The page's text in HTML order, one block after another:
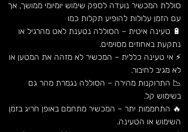
סוללת המכשיר נועדה לספק שימוש יומיומי ממושך, אך
עם הזמן עלולות להופיע תקלות כמו
🔋 טעינה איטית – הסוללה נטענת לאט מהרגיל או
נתקעת באחוזים מסוימים.
⚡ אי טעינה כללית – המכשיר לא מזהה את המטען או
לא מגיב לחיבור.
📉 התרוקנות מהירה – הסוללה נגמרת מהר גם
בשימוש קל.
🔥 התחממות יתר – המכשיר מתחמם באופן חריג בזמן
השימוש או הטעינה.